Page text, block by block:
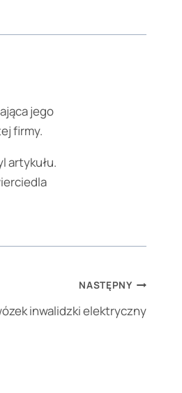
jego
firmy.
artykułu.
NASTĘPNY
inwalidzki elektryczny